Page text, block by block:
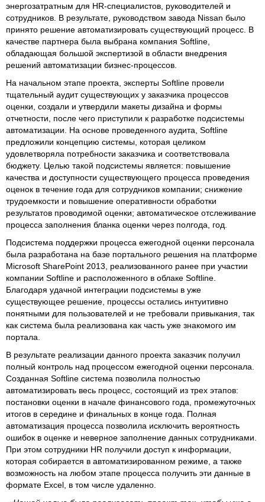
энергозатратным для HR-специалистов, руководителей и
сотрудников. В результате, руководством завода Nissan было
принято решение автоматизировать существующий процесс. В
качестве партнера была выбрана компания Softline,
обладающая большой экспертизой в области внедрения
решений автоматизации бизнес-процессов.
На начальном этапе проекта, эксперты Softline провели
тщательный аудит существующих у заказчика процессов
оценки, создали и утвердили макеты дизайна и формы
отчетности, после чего приступили к разработке подсистемы
автоматизации. На основе проведенного аудита, Softline
предложили концепцию системы, которая целиком
удовлетворяла потребности заказчика и соответствовала
бюджету. Целью такой подсистемы является: повышение
качества и доступности существующего процесса проведения
оценок в течение года для сотрудников компании; снижение
трудоемкости и повышение оперативности обработки
результатов проводимой оценки; автоматическое отслеживание
процесса заполнения бланка оценки через полгода, год.
Подсистема поддержки процесса ежегодной оценки персонала
была разработана на базе портального решения на платформе
Microsoft SharePoint 2013, реализованного ранее при участии
компании Softline и расположенного в облаке Softline.
Благодаря удачной интеграции подсистемы в уже
существующее решение, процессы остались интуитивно
понятными для пользователей и не требовали привыкания, так
как система была реализована как часть уже знакомого им
портала.
В результате реализации данного проекта заказчик получил
полный контроль над процессом ежегодной оценки персонала.
Созданная Softline система позволила полностью
автоматизировать весь процесс, состоящий из трех этапов:
постановки оценки в начале финансового года, промежуточных
итогов в середине и финальных в конце года. Полная
автоматизация процесса позволила исключить вероятность
ошибок в оценке и неверное заполнение данных сотрудниками.
При этом сотрудники HR получили доступ к информации,
которая собирается в автоматизированном режиме, а также
возможность на любом этапе процесса получить эти данные в
формате Excel, в том числе удаленно.